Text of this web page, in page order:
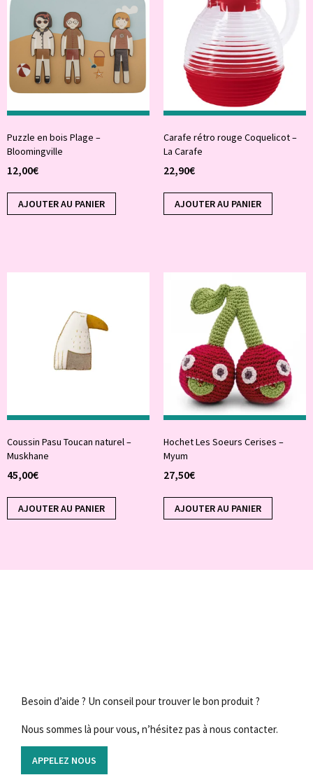
Puzzle en bois Plage –
Bloomingville
12,00€
AJOUTER AU PANIER
Carafe rétro rouge Coquelicot –
La Carafe
22,90€
AJOUTER AU PANIER
Coussin Pasu Toucan naturel –
Muskhane
45,00€
AJOUTER AU PANIER
Hochet Les Soeurs Cerises –
Myum
27,50€
AJOUTER AU PANIER
Besoin d’aide ? Un conseil pour trouver le bon produit ?
Nous sommes là pour vous, n’hésitez pas à nous contacter.
APPELEZ NOUS